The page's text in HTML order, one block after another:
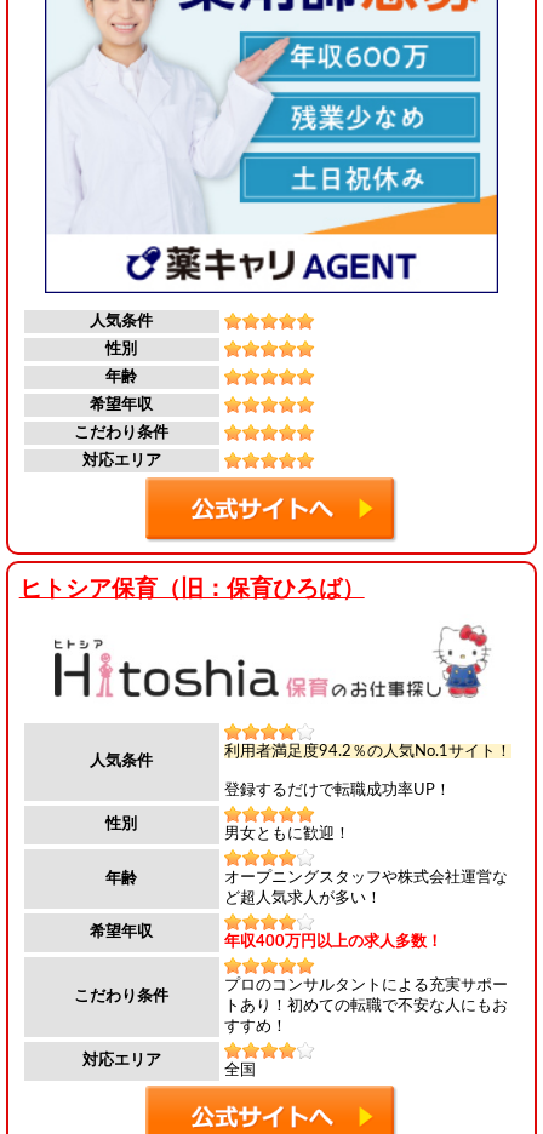
人気条件
性別
年齢
希望年収
こだわり条件
対応エリア
ヒトシア保育（旧：保育ひろば）
人気条件
利用者満足度94.2％の人気No.1サイト！
登録するだけで転職成功率UP！
性別
男女ともに歓迎！
年齢
オープニングスタッフや株式会社運営な
ど超人気求人が多い！
希望年収
年収400万円以上の求人多数！
こだわり条件
プロのコンサルタントによる充実サポー
トあり！初めての転職で不安な人にもお
すすめ！
対応エリア
全国